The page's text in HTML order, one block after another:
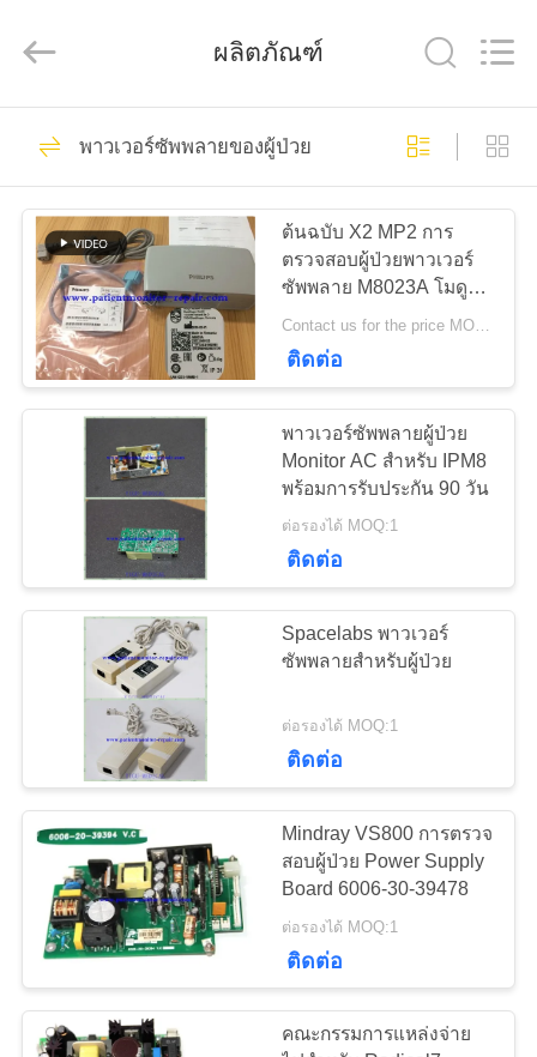
บ้าน
สินค้า
วิดีโอ
เกี่ยว
ทัวร์
โรงงาน
ควบคุม
คุณภาพ
ติดต่อ
เรา
Guangzhou
YIGU
Reserved.
การตรวจสอบผู้ป่วย
293
ซ่อมโมดูล MMS
54
ชิ้นส่วนซ่อมจอภาพ
สำหรับผู้ป่วย
โมดูลการตรวจสอบผู้
ป่วย
391
ผลิตภัณฑ์
พาวเวอร์ซัพพลายของผู้ป่วย
ต้นฉบับ X2 MP2 การ
ตรวจสอบผู้ป่วยพาวเวอร์
ซัพพลาย M8023A โมดูล
พลังงานด้วยสายไฟ
Contact us for the price MOQ:1
ติดต่อ
พาวเวอร์ซัพพลายผู้ป่วย
Monitor AC สำหรับ IPM8
พร้อมการรับประกัน 90 วัน
ต่อรองได้ MOQ:1
ติดต่อ
Spacelabs พาวเวอร์
ซัพพลายสำหรับผู้ป่วย
ต่อรองได้ MOQ:1
ติดต่อ
Mindray VS800 การตรวจ
สอบผู้ป่วย Power Supply
Board 6006-30-39478
ต่อรองได้ MOQ:1
ติดต่อ
คณะกรรมการแหล่งจ่าย